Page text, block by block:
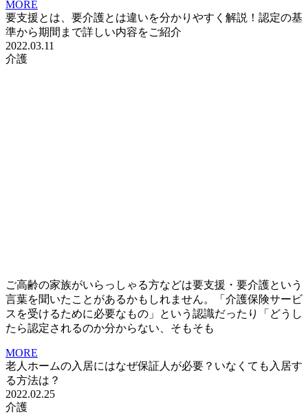
MORE
要支援とは、要介護とは違いを分かりやすく解説！認定の基
準から期間まで詳しい内容をご紹介
2022.03.11
介護
ご高齢の家族がいらっしゃる方などは要支援・要介護という
言葉を聞いたことがあるかもしれません。「介護保険サービ
スを受けるために必要なもの」という認識だったり「どうし
たら認定されるのか分からない、そもそも
MORE
老人ホームの入居にはなぜ保証人が必要？いなくても入居す
る方法は？
2022.02.25
介護